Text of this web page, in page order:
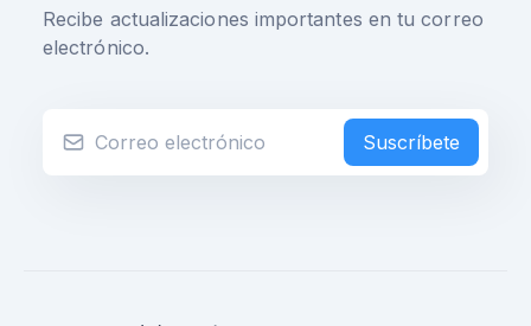
Recibe actualizaciones importantes en tu correo
electrónico.
Suscríbete